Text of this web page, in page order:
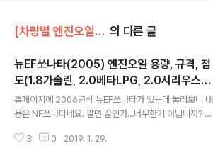
[차량별 엔진오일 정보]/현대차 엔진오일 의 다른 글
뉴EF쏘나타(2005) 엔진오일 용량, 규격, 점
도(1.8가솔린, 2.0베타LPG, 2.0시리우스가
솔린, 2.5가솔린)
홈페이지에 2006년식 뉴EF쏘나타가 있는데 눌러보니 내
용은 NF쏘나타네요. 팔면 끝인가...너무한거 아닙니까? 2
나 현기차 * 출처 : 현대자동차 뉴EF쏘나타(2005) 엔진오
3 0 2019. 1. 29.